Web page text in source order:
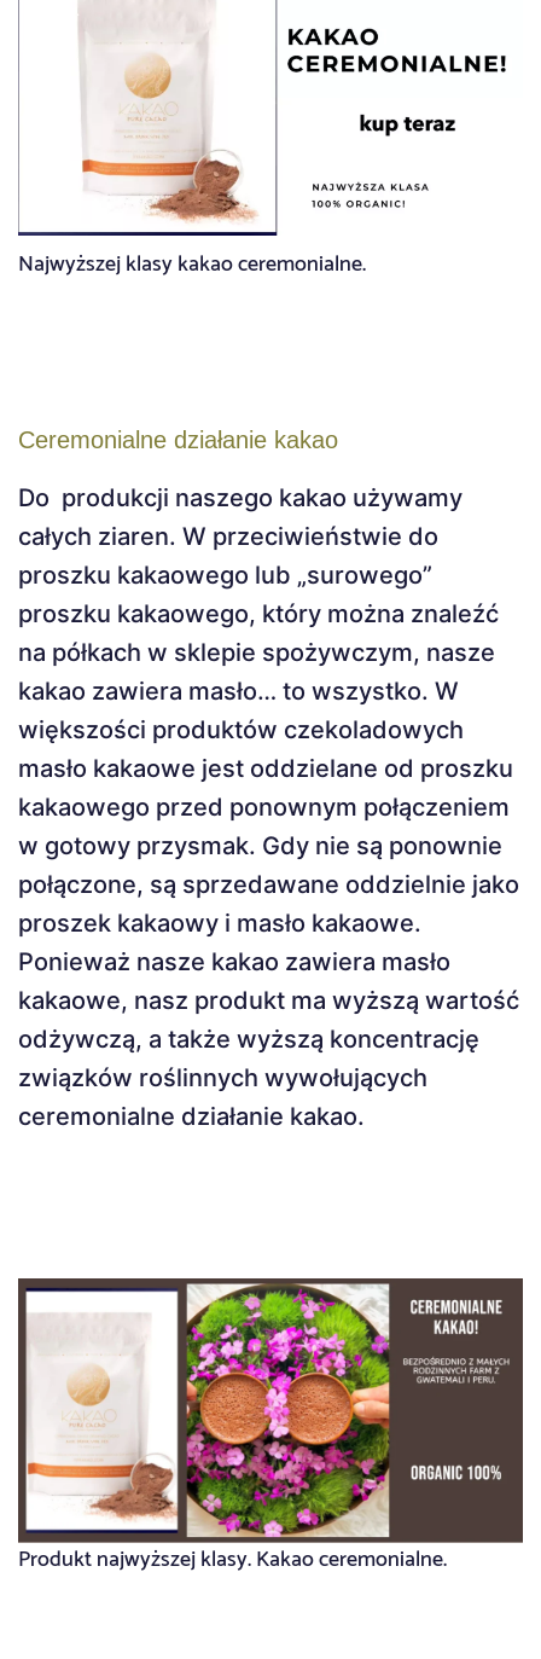
Najwyższej klasy kakao ceremonialne.
Ceremonialne działanie kakao
Do produkcji naszego kakao używamy
całych ziaren. W przeciwieństwie do
proszku kakaowego lub „surowego”
proszku kakaowego, który można znaleźć
na półkach w sklepie spożywczym, nasze
kakao zawiera masło… to wszystko. W
większości produktów czekoladowych
masło kakaowe jest oddzielane od proszku
kakaowego przed ponownym połączeniem
w gotowy przysmak. Gdy nie są ponownie
połączone, są sprzedawane oddzielnie jako
proszek kakaowy i masło kakaowe.
Ponieważ nasze kakao zawiera masło
kakaowe, nasz produkt ma wyższą wartość
odżywczą, a także wyższą koncentrację
związków roślinnych wywołujących
ceremonialne działanie kakao.
Produkt najwyższej klasy. Kakao ceremonialne.